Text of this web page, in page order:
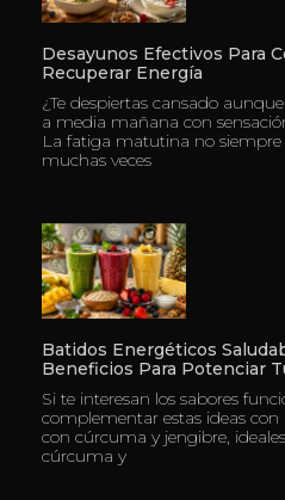
Desayunos Efectivos Para
Recuperar Energía
¿Te despiertas cansado
a media mañana con
La fatiga matutina no siempre
muchas veces
Batidos Energéticos
Beneficios Para Potenciar
Si te interesan los sabores
complementar estas ideas con
con cúrcuma y jengibre,
cúrcuma y